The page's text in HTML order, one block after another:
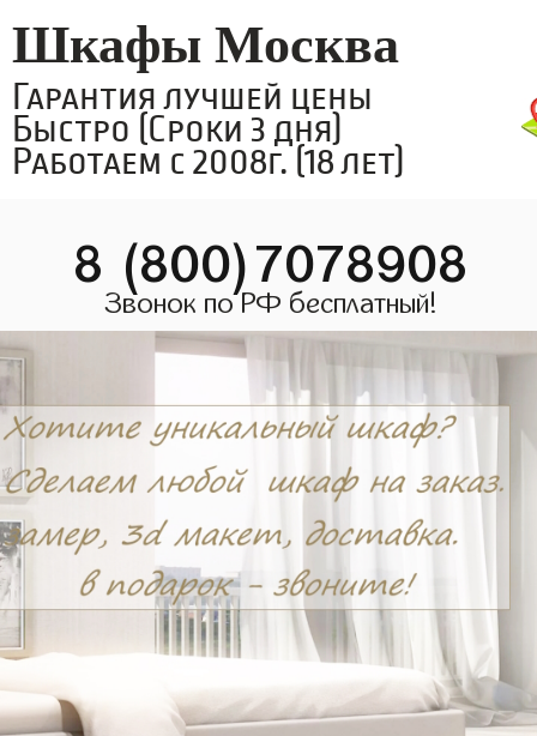
Шкафы Москва
Гарантия лучшей цены
Быстро (Сроки 3 дня)
Работаем с 2008г. (18 лет)
8 (800)7078908
Звонок по РФ бесплатный!